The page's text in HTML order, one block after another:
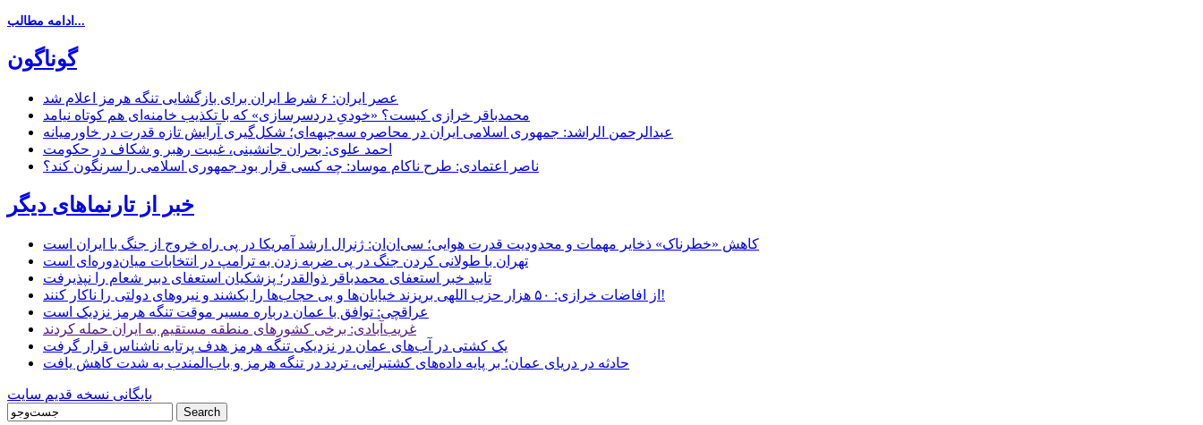
ادامه مطالب...
گوناگون
عصر ایران: ۶ شرط ایران برای بازگشایی تنگه هرمز اعلام شد
محمدباقر خرازی کیست؟ «خودیِ دردسرسازی» که با تکذیب خامنه‌ای هم کوتاه نیامد
عبدالرحمن الراشد: جمهوری اسلامی ایران در محاصره سه‌جبهه‌ای؛ شکل‌گیری آرایش تازه قدرت در خاورمیانه
احمد علوی: بحران جانشینی، غیبت رهبر و شکاف در حکومت
ناصر اعتمادی: طرح ناکام موساد: چه کسی قرار بود جمهوری اسلامی را سرنگون کند؟
خبر از تارنماهای دیگر
کاهش «خطرناک» ذخایر مهمات و محدودیت قدرت هوایی؛ سی‌ان‌ان: ژنرال ارشد آمریکا در پی راه خروج از جنگ با ایران است
تهران با طولانی کردن جنگ در پی ضربه زدن به ترامپ در انتخابات میان‌دوره‌ای است
تایید خبر استعفای محمدباقر ذوالقدر؛ پزشکیان استعفای دبیر شعام را نپذیرفت
از افاضات خرازی: ۵۰ هزار حزب اللهی بریزند خیابان‌ها و بی حجاب‌ها را بکشند و نیرو‌های دولتی را ناکار کنند!
عراقچی: توافق با عمان درباره مسیر موقت تنگه هرمز نزدیک است
غریب‌آبادی: برخی کشورهای منطقه مستقیم به ایران حمله کردند
یک کشتی در آب‌های عمان در نزدیکی تنگه هرمز هدف پرتابه ناشناس قرار گرفت
حادثه در دریای عمان؛ بر پایه داده‌های کشتیرانی، تردد در تنگه هرمز و باب‌المندب به شدت کاهش یافت
بایگانی نسخه قدیم سایت